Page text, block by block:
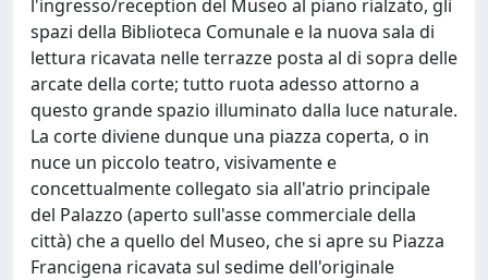
l'ingresso/reception del Museo al piano rialzato, gli
spazi della Biblioteca Comunale e la nuova sala di
lettura ricavata nelle terrazze posta al di sopra delle
arcate della corte; tutto ruota adesso attorno a
questo grande spazio illuminato dalla luce naturale.
La corte diviene dunque una piazza coperta, o in
nuce un piccolo teatro, visivamente e
concettualmente collegato sia all'atrio principale
del Palazzo (aperto sull'asse commerciale della
città) che a quello del Museo, che si apre su Piazza
Francigena ricavata sul sedime dell'originale